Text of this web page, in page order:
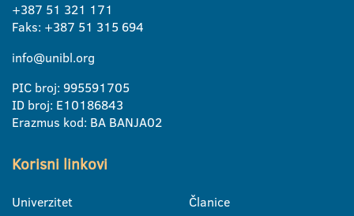
+387 51 321 171
Faks: +387 51 315 694
info@unibl.org
PIC broj: 995591705
ID broj: E10186843
Erazmus kod: BA BANJA02
Korisni linkovi
Univerzitet
Članice